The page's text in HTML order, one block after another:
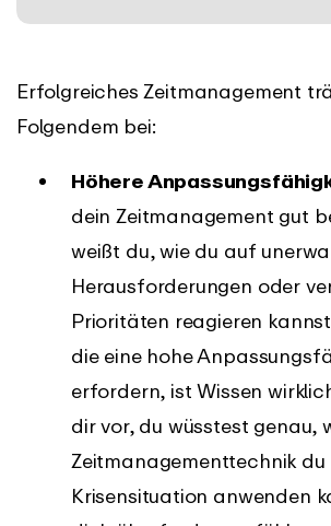
Erfolgreiches Zeitmanagement
Folgendem bei:
Höhere
dein Zeitmanagement gut
weißt du, wie du auf
Herausforderungen oder
Prioritäten reagieren
die eine hohe
erfordern, ist Wissen
dir vor, du wüsstest genau,
Zeitmanagementtechnik du
Krisensituation anwenden